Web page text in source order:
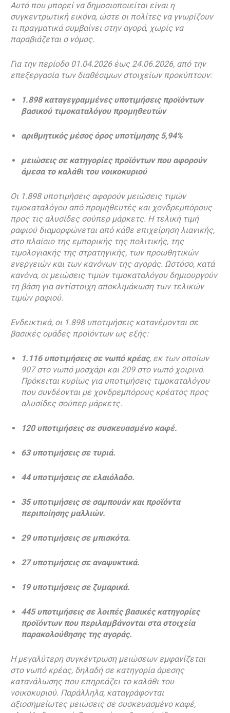
Αυτό που μπορεί να δημοσιοποιείται είναι η
συγκεντρωτική εικόνα, ώστε οι πολίτες να γνωρίζουν
τι πραγματικά συμβαίνει στην αγορά, χωρίς να
παραβιάζεται ο νόμος.
Για την περίοδο 01.04.2026 έως 24.06.2026, από την
επεξεργασία των διαθέσιμων στοιχείων προκύπτουν:
1.898 καταγεγραμμένες υποτιμήσεις προϊόντων
βασικού τιμοκαταλόγου προμηθευτών
αριθμητικός μέσος όρος υποτίμησης 5,94%
μειώσεις σε κατηγορίες προϊόντων που αφορούν
άμεσα το καλάθι του νοικοκυριού
Οι 1.898 υποτιμήσεις αφορούν μειώσεις τιμών
τιμοκαταλόγου από προμηθευτές και χονδρεμπόρους
προς τις αλυσίδες σούπερ μάρκετς. Η τελική τιμή
ραφιού διαμορφώνεται από κάθε επιχείρηση λιανικής,
στο πλαίσιο της εμπορικής της πολιτικής, της
τιμολογιακής της στρατηγικής, των προωθητικών
ενεργειών και των κανόνων της αγοράς. Ωστόσο, κατά
κανόνα, οι μειώσεις τιμών τιμοκαταλόγου δημιουργούν
τη βάση για αντίστοιχη αποκλιμάκωση των τελικών
τιμών ραφιού.
Ενδεικτικά, οι 1.898 υποτιμήσεις κατανέμονται σε
βασικές ομάδες προϊόντων ως εξής:
1.116 υποτιμήσεις σε νωπό κρέας, εκ των οποίων
907 στο νωπό μοσχάρι και 209 στο νωπό χοιρινό.
Πρόκειται κυρίως για υποτιμήσεις τιμοκαταλόγου
που συνδέονται με χονδρεμπόρους κρέατος προς
αλυσίδες σούπερ μάρκετς.
120 υποτιμήσεις σε συσκευασμένο καφέ.
63 υποτιμήσεις σε τυριά.
44 υποτιμήσεις σε ελαιόλαδο.
35 υποτιμήσεις σε σαμπουάν και προϊόντα
περιποίησης μαλλιών.
29 υποτιμήσεις σε μπισκότα.
27 υποτιμήσεις σε αναψυκτικά.
19 υποτιμήσεις σε ζυμαρικά.
445 υποτιμήσεις σε λοιπές βασικές κατηγορίες
προϊόντων που περιλαμβάνονται στα στοιχεία
παρακολούθησης της αγοράς.
Η μεγαλύτερη συγκέντρωση μειώσεων εμφανίζεται
στο νωπό κρέας, δηλαδή σε κατηγορία άμεσης
κατανάλωσης που επηρεάζει το καλάθι του
νοικοκυριού. Παράλληλα, καταγράφονται
αξιοσημείωτες μειώσεις σε συσκευασμένο καφέ,